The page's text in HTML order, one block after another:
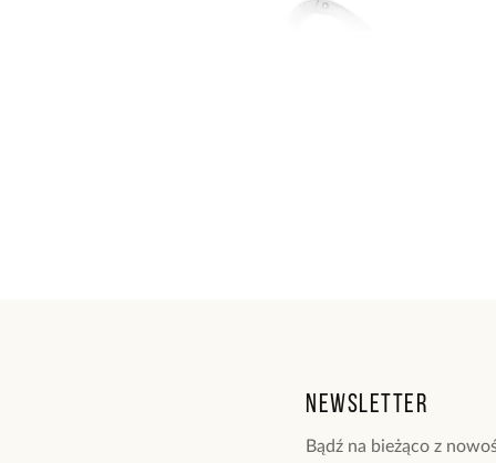
Newsletter
Bądź na bieżąco z